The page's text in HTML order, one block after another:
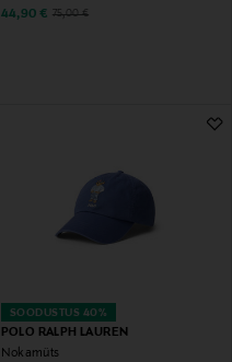
Discounted Price
44,90 € Original Price
75,00 €
SOODUSTUS 40%
POLO RALPH LAUREN
Nokamüts